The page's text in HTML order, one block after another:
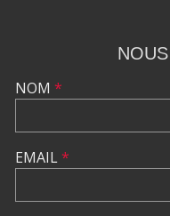
NOM *
EMAIL*